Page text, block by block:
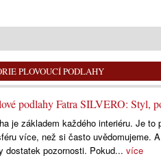
PLOVOUCÍ PODLAHY
podlahy Fatra SILVERO: Styl,
je základem každého interiéru. Je
více, než si často uvědomujeme.
dostatek pozornosti. Pokud...více